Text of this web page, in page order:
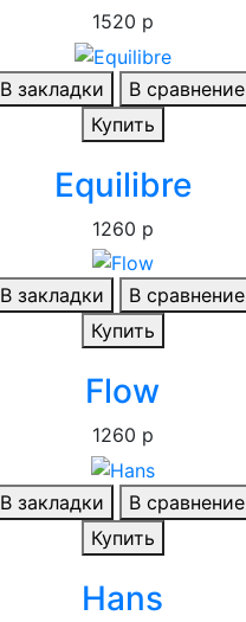
1520 р
В закладки
В сравнение
Купить
Equilibre
1260 р
В закладки
В сравнение
Купить
Flow
1260 р
В закладки
В сравнение
Купить
Hans